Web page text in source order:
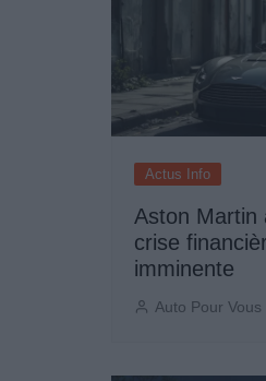
Actus Info
Aston Martin
crise
imminente
Auto Pour Vous